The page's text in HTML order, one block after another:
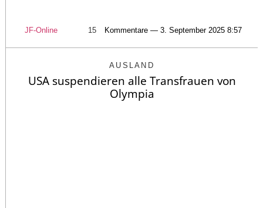
JF-Online 15 Kommentare — 3. September 2025 8:57
AUSLAND
USA suspendieren alle Transfrauen von
Olympia